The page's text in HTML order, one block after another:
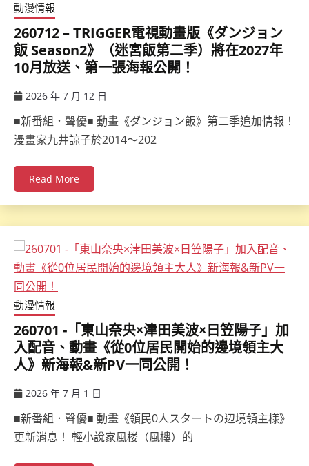
動漫情報
260712 – TRIGGER電視動畫版《ダンジョン
飯 Season2》（迷宮飯第二季）將在2027年
10月放送、第一張海報公開！
2026 年 7 月 12 日
■新番組．聲優■ 動畫《ダンジョン飯》第二季追加情報！
漫畫家九井諒子於2014～202
Read More
動漫情報
260701 -「東山奈央×津⽥美波×日笠陽子」加
入配音、動畫《從0位居民開始的邊境領主大
人》新海報&新PV一同公開！
2026 年 7 月 1 日
■新番組．聲優■ 動畫《領民0人スタートの辺境領主様》
更新消息！ 輕小說家風楼（風樓）的